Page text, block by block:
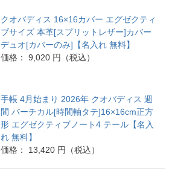
クオバディス 16×16カバー エグゼクティ
ブサイズ 本革[スプリットレザー]カバー
デュオ[カバーのみ]【名入れ 無料】
価格： 9,020 円（税込）
手帳 4月始まり 2026年 クオバディス 週
間 バーチカル[時間軸タテ]16×16cm正方
形 エグゼクティブノート4 テール【名入
れ 無料】
価格： 13,420 円（税込）